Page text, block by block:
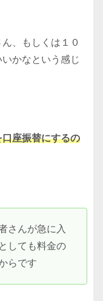
、もしくは１０
かなという感じ
座振替にするの
さんが急に入
しても料金の
らです